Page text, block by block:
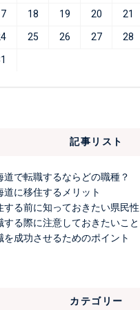
18 19 20 21
25 26 27 28
記事リスト
道で転職するならどの職種？
道に移住するメリット
する前に知っておきたい県民性
する際に注意しておきたいこと
を成功させるためのポイント
カテゴリー